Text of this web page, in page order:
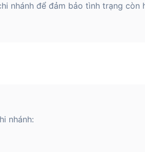
nhánh để đảm bảo tình trạng còn
nhánh: